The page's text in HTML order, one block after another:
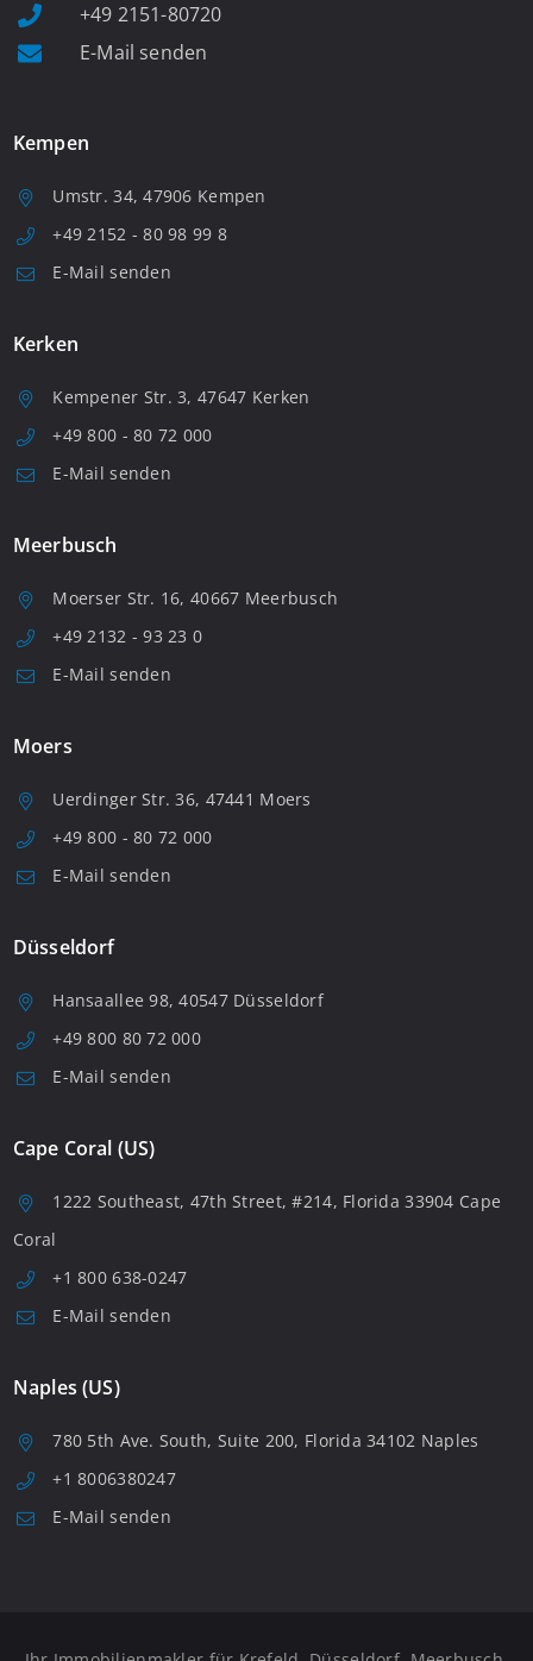
+49 2151-80720
E-Mail senden
Kempen
Umstr. 34, 47906 Kempen
+49 2152 - 80 98 99 8
E-Mail senden
Kerken
Kempener Str. 3, 47647 Kerken
+49 800 - 80 72 000
E-Mail senden
Meerbusch
Moerser Str. 16, 40667 Meerbusch
+49 2132 - 93 23 0
E-Mail senden
Moers
Uerdinger Str. 36, 47441 Moers
+49 800 - 80 72 000
E-Mail senden
Düsseldorf
Hansaallee 98, 40547 Düsseldorf
+49 800 80 72 000
E-Mail senden
Cape Coral (US)
1222 Southeast, 47th Street, #214, Florida 33904 Cape
Coral
+1 800 638-0247
E-Mail senden
Naples (US)
780 5th Ave. South, Suite 200, Florida 34102 Naples
+1 8006380247
E-Mail senden